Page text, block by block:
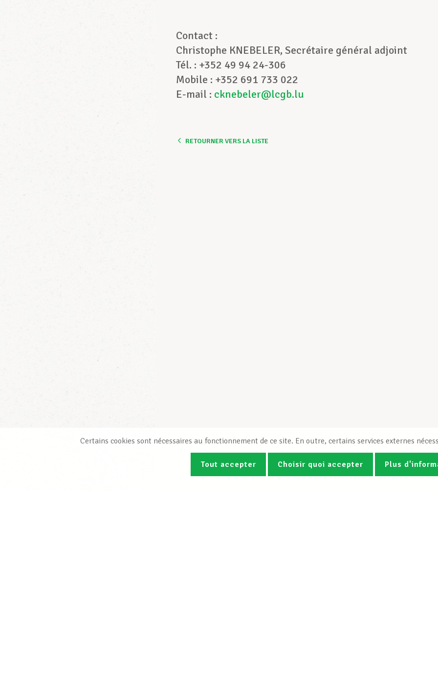
Contact :
Christophe KNEBELER, Secrétaire général adjoint
Tél. : +352 49 94 24-306
Mobile : +352 691 733 022
E-mail : cknebeler@lcgb.lu
RETOURNER VERS LA LISTE
Certains cookies sont nécessaires au fonctionnement de ce site. En outre, certains services externes
Tout accepter Choisir quoi accepter Plus